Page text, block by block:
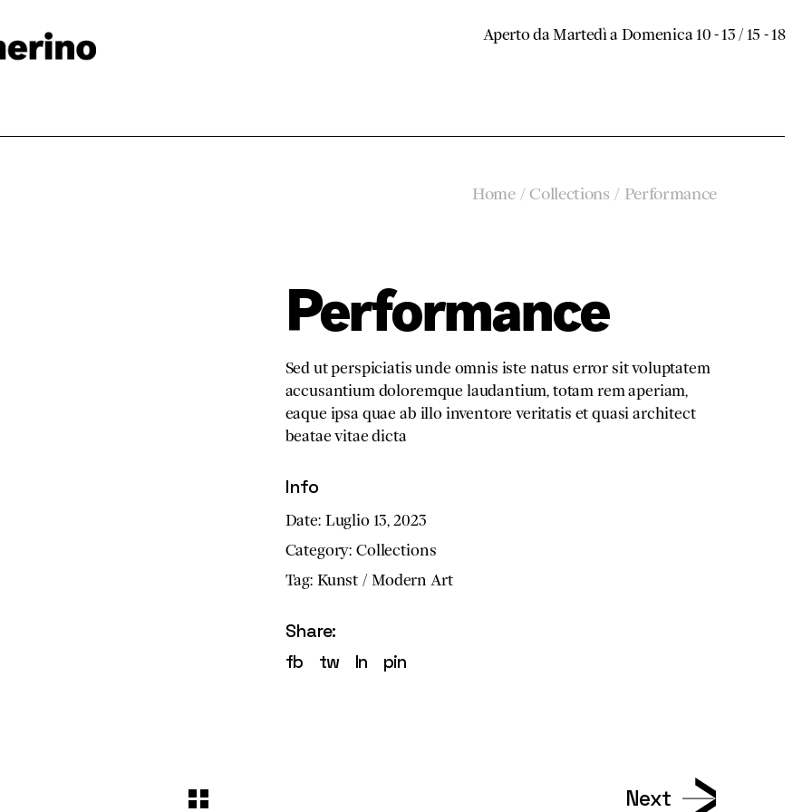
Aperto da Martedì a Domenica 10 - 13 / 15 - 18
Home Collections Performance
Performance
Sed ut perspiciatis unde omnis iste natus error sit voluptatem
accusantium doloremque laudantium, totam rem aperiam,
eaque ipsa quae ab illo inventore veritatis et quasi architect
beatae vitae dicta
Info
Date: Luglio 13, 2023
Category: Collections
Tag: Kunst Modern Art
Share:
fb tw ln pin
Next